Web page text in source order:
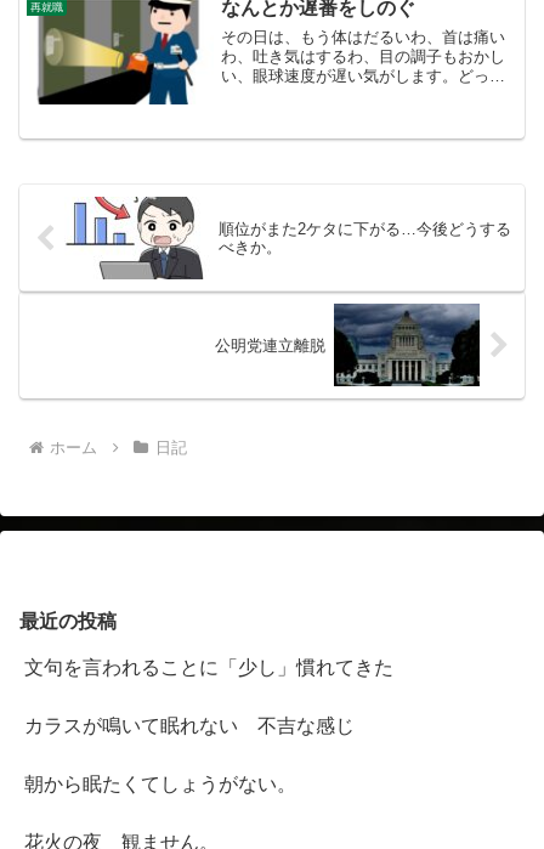
は、格安の散髪屋のグルー...
再就職 なんとか遅番をしのぐ
その日は、もう体はだるいわ、首は痛い
わ、吐き気はするわ、目の調子もおかし
い、眼球速度が遅い気がします。どっか
順位がまた2ケタに下がる…今後どうする
べきか。
公明党連立離脱
ホーム 日記
最近の投稿
文句を言われることに「少し」慣れてきた
カラスが鳴いて眠れない 不吉な感じ
朝から眠たくてしょうがない。
花火の夜 観ません。